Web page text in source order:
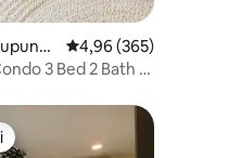
Keskimääräinen arvio
4,96 (365)
3 Bed 2 Bath +
parhaimmistoa